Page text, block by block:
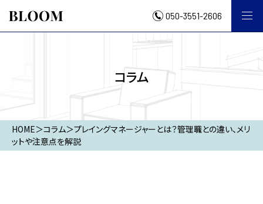
050-3551-2606
コラム
HOME＞コラム＞プレイングマネージャーとは？管理職との違い、メリ
ットや注意点を解説